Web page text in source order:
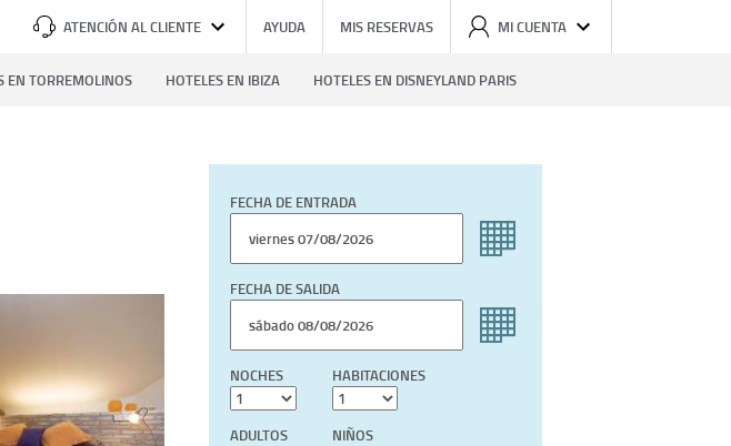
ATENCIÓN AL CLIENTE AYUDA MIS RESERVAS MI CUENTA
EN TORREMOLINOS HOTELES EN IBIZA HOTELES EN DISNEYLAND PARIS
FECHA DE ENTRADA
FECHA DE SALIDA
NOCHES HABITACIONES
ADULTOS NIÑOS